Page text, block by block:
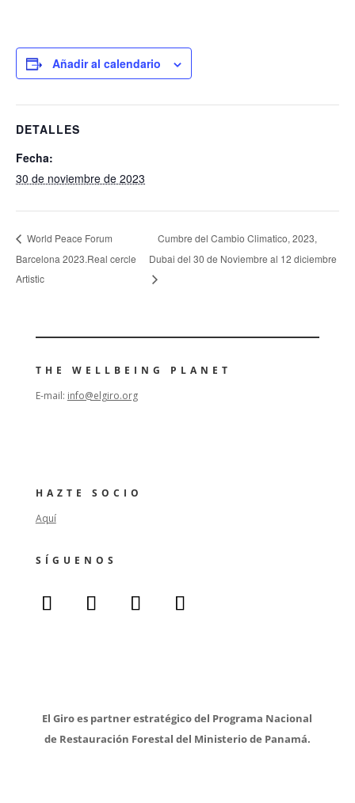
Añadir al calendario
DETALLES
Fecha:
30 de noviembre de 2023
World Peace Forum
Barcelona 2023.Real cercle
Artistic
Cumbre del Cambio Climatico, 2023,
Dubai del 30 de Noviembre al 12 diciembre
THE WELLBEING PLANET
E-mail: info@elgiro.org
HAZTE SOCIO
Aquí
SÍGUENOS
El Giro es partner estratégico del Programa Nacional
de Restauración Forestal del Ministerio de Panamá.